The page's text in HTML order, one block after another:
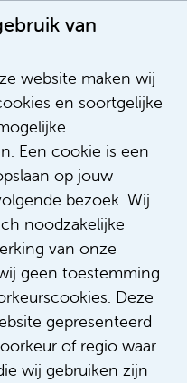
van
website maken wij
en soortgelijke
Een cookie is een
op jouw
bezoek. Wij
noodzakelijke
van onze
geen toestemming
Deze
gepresenteerd
of regio waar
wij gebruiken zijn
vi/
watch?